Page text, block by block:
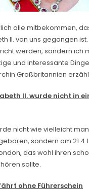
alle mitbekommen,
II. von uns gegangen
werden, sondern ich
und interessante
Großbritannien
II. wurde nicht in
nicht wie vielleicht
sondern am
das wohl ihren
sollte.
ohne Führerschein